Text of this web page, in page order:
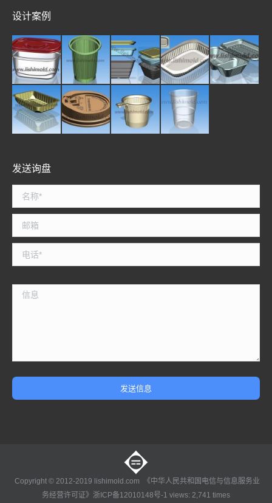
设计案例
发送询盘
Copyright © 2012-2019 lishimold.com 《中华人民共和国电信与信息服务业
务经营许可证》 浙ICP备12010148号-1 views: 2,741 times